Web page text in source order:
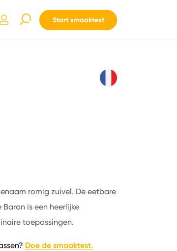
Start smaaktest
romig zuivel. De eetbare
is een heerlijke
toepassingen.
Doe de smaaktest.